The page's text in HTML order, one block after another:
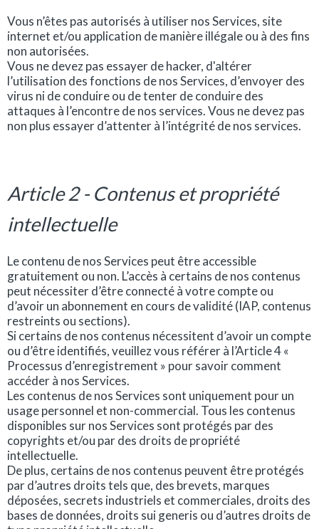
Vous n’êtes pas autorisés à utiliser nos Services, site
internet et/ou application de manière illégale ou à des fins
non autorisées.
Vous ne devez pas essayer de hacker, d'altérer
l’utilisation des fonctions de nos Services, d’envoyer des
virus ni de conduire ou de tenter de conduire des
attaques à l’encontre de nos services. Vous ne devez pas
non plus essayer d’attenter à l’intégrité de nos services.
Article 2 - Contenus et propriété
intellectuelle
Le contenu de nos Services peut être accessible
gratuitement ou non. L’accès à certains de nos contenus
peut nécessiter d’être connecté à votre compte ou
d’avoir un abonnement en cours de validité (IAP, contenus
restreints ou sections).
Si certains de nos contenus nécessitent d’avoir un compte
ou d’être identifiés, veuillez vous référer à l’Article 4 «
Processus d’enregistrement » pour savoir comment
accéder à nos Services.
Les contenus de nos Services sont uniquement pour un
usage personnel et non-commercial. Tous les contenus
disponibles sur nos Services sont protégés par des
copyrights et/ou par des droits de propriété
intellectuelle.
De plus, certains de nos contenus peuvent être protégés
par d’autres droits tels que, des brevets, marques
déposées, secrets industriels et commerciales, droits des
bases de données, droits sui generis ou d’autres droits de